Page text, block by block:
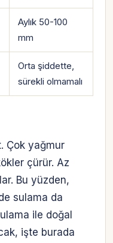
Aylık 50-100
mm
Orta şiddette,
sürekli olmamalı
Çok yağmur
çürür. Az
Bu yüzden,
sulama da
ile doğal
işte burada